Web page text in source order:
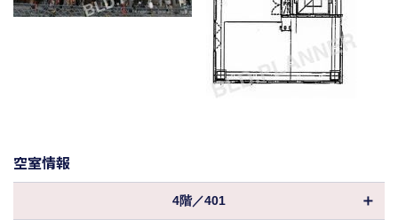
空室情報
4階／401